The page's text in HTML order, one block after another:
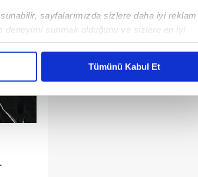
sayfalarımızda sizlere daha iyi reklam
deneyimi sunmak olduğunu ve sizlere en iyi
reklamların maliyetlerimizi karşılamak
kişilere ait çerezler kullanılmaktadır. Bu
dahilinde kullanılacaktır.
Tümünü Kabul Et